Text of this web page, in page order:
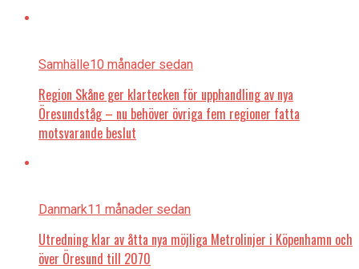
Samhälle10 månader sedan
Region Skåne ger klartecken för upphandling av nya
Öresundståg – nu behöver övriga fem regioner fatta
motsvarande beslut
Danmark11 månader sedan
Utredning klar av åtta nya möjliga Metrolinjer i Köpenhamn och
över Öresund till 2070